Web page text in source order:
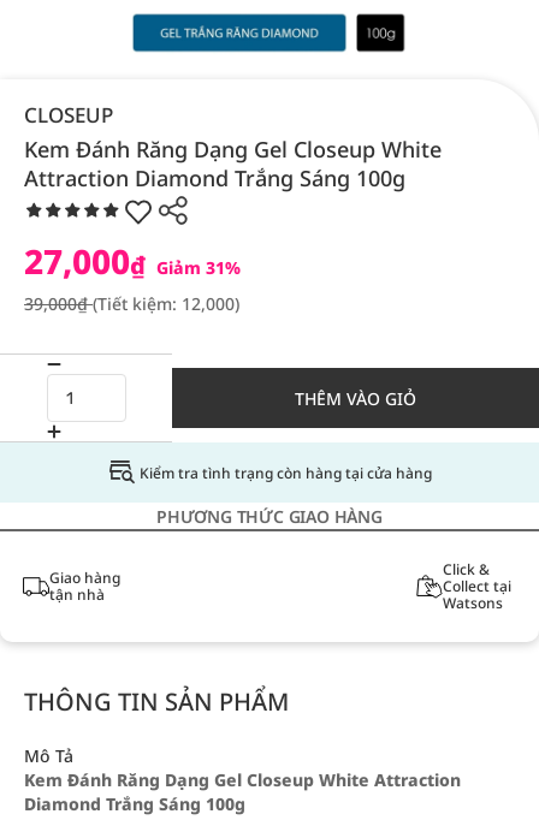
CLOSEUP
Kem Đánh Răng Dạng Gel Closeup White
Attraction Diamond Trắng Sáng 100g
27,000₫ Giảm 31%
39,000₫(Tiết kiệm: 12,000)
THÊM VÀO GIỎ
Kiểm tra tình trạng còn hàng tại cửa hàng
PHƯƠNG THỨC GIAO HÀNG
Giao hàng
tận nhà
Click &
Collect tại
Watsons
THÔNG TIN SẢN PHẨM
Mô Tả
Kem Đánh Răng Dạng Gel Closeup White Attraction
Diamond Trắng Sáng 100g